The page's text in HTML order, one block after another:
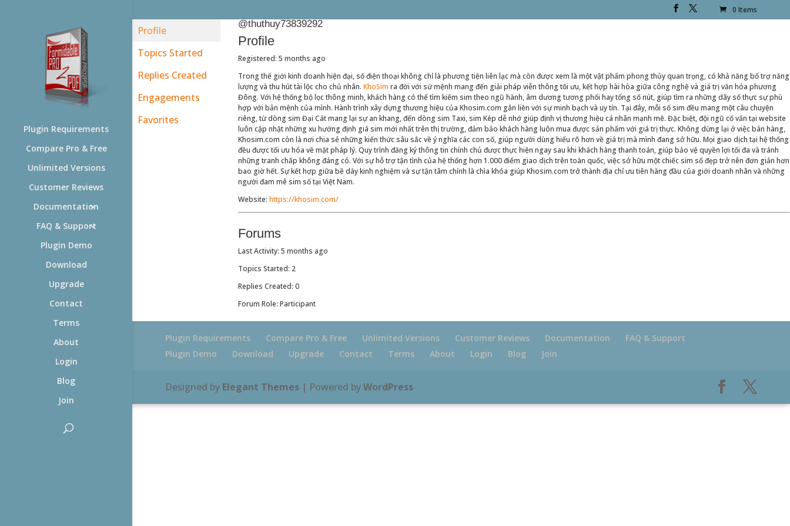
0 Items
Plugin Requirements
Compare Pro & Free
Unlimited Versions
Customer Reviews
Documentation
FAQ & Support
Plugin Demo
Download
Upgrade
Contact
Terms
About
Login
Blog
Join
Profile
Topics Started
Replies Created
Engagements
Favorites
@thuthuy73839292
Profile
Registered: 5 months ago
Trong thế giới kinh doanh hiện đại, số điện thoại không chỉ là phương tiện liên lạc mà còn được xem là một vật phẩm phong thủy quan trọng, có khả năng bổ trợ năng
lượng và thu hút tài lộc cho chủ nhân. KhoSim ra đời với sứ mệnh mang đến giải pháp viễn thông tối ưu, kết hợp hài hòa giữa công nghệ và giá trị văn hóa phương
Đông. Với hệ thống bộ lọc thông minh, khách hàng có thể tìm kiếm sim theo ngũ hành, âm dương tương phối hay tổng số nút, giúp tìm ra những dãy số thực sự phù
hợp với bản mệnh của mình. Hành trình xây dựng thương hiệu của Khosim.com gắn liền với sự minh bạch và uy tín. Tại đây, mỗi số sim đều mang một câu chuyện
riêng, từ dòng sim Đại Cát mang lại sự an khang, đến dòng sim Taxi, sim Kép dễ nhớ giúp định vị thương hiệu cá nhân mạnh mẽ. Đặc biệt, đội ngũ cố vấn tại website
luôn cập nhật những xu hướng định giá sim mới nhất trên thị trường, đảm bảo khách hàng luôn mua được sản phẩm với giá trị thực. Không dừng lại ở việc bán hàng,
Khosim.com còn là nơi chia sẻ những kiến thức sâu sắc về ý nghĩa các con số, giúp người dùng hiểu rõ hơn về giá trị mà mình đang sở hữu. Mọi giao dịch tại hệ thống
đều được tối ưu hóa về mặt pháp lý. Quy trình đăng ký thông tin chính chủ được thực hiện ngay sau khi khách hàng thanh toán, giúp bảo vệ quyền lợi tối đa và tránh
những tranh chấp không đáng có. Với sự hỗ trợ tận tình của hệ thống hơn 1.000 điểm giao dịch trên toàn quốc, việc sở hữu một chiếc sim số đẹp trở nên đơn giản hơn
bao giờ hết. Sự kết hợp giữa bề dày kinh nghiệm và sự tận tâm chính là chìa khóa giúp Khosim.com trở thành địa chỉ ưu tiên hàng đầu của giới doanh nhân và những
người đam mê sim số tại Việt Nam.
Website: https://khosim.com/
Forums
Last Activity: 5 months ago
Topics Started: 2
Replies Created: 0
Forum Role: Participant
Plugin Requirements Compare Pro & Free Unlimited Versions Customer Reviews Documentation
FAQ & Support
Plugin Demo
Download Upgrade Contact Terms About Login Blog Join
Designed by Elegant Themes| Powered byWordPress